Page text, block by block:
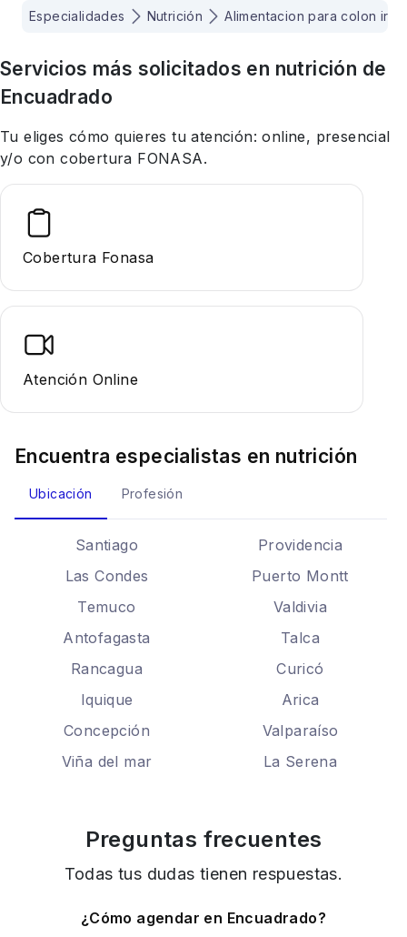
Especialidades Nutrición Alimentacion para colon
Servicios más solicitados en nutrición de
Encuadrado
Tu eliges cómo quieres tu atención: online, presencial
y/o con cobertura FONASA.
Cobertura Fonasa
Atención Online
Encuentra especialistas en nutrición
Ubicación Profesión
Santiago
Providencia
Las Condes
Puerto Montt
Temuco
Valdivia
Antofagasta
Talca
Rancagua
Curicó
Iquique
Arica
Concepción
Valparaíso
Viña del mar
La Serena
Preguntas frecuentes
Todas tus dudas tienen respuestas.
¿Cómo agendar en Encuadrado?